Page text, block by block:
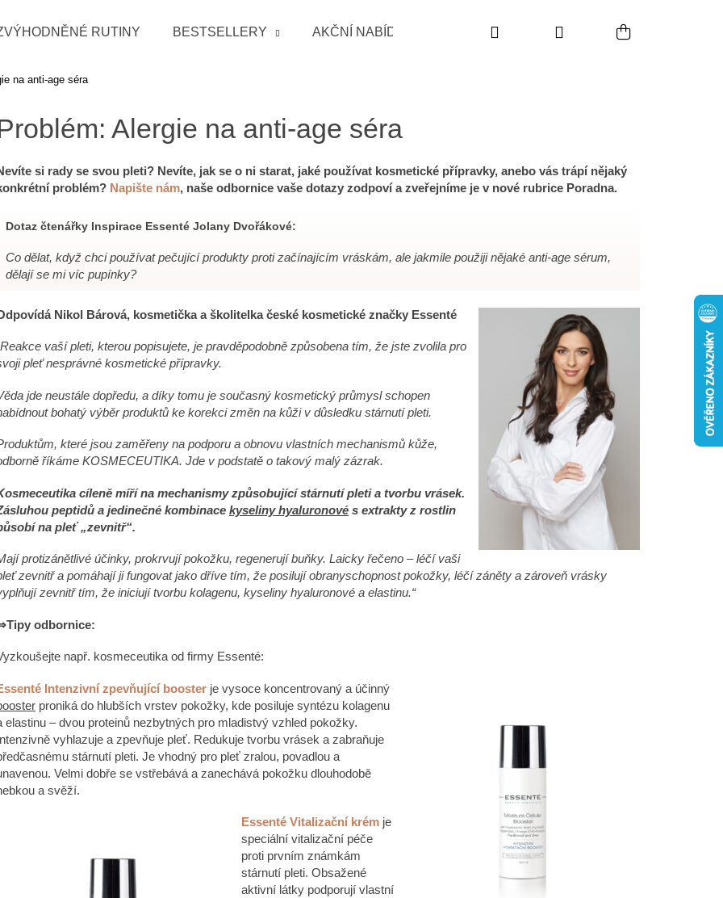
RUTINY BESTSELLERY AKČNÍ NABÍDKA POUŽITÍ INDIKACE
Hledat PřihlášeníNákupní
na anti-age séra
Alergie na anti-age séra
si rady se svou pleti? Nevíte, jak se o ni starat, jaké používat kosmetické přípravky, anebo vás trápí nějaký
problém? Napište nám, naše odbornice vaše dotazy zodpoví a zveřejníme je v nové rubrice Poradna.
Dotaz čtenářky Inspirace Essenté Jolany Dvořákové:
Co dělat, když chci používat pečující produkty proti začínajícím vráskám, ale jakmile použiji nějaké anti-age sérum,
dělají se mi víc pupínky?
Nikol Bárová, kosmetička a školitelka české kosmetické značky Essenté
vaší pleti, kterou popisujete, je pravděpodobně způsobena tím, že jste zvolila pro
pleť nesprávné kosmetické přípravky.
jde neustále dopředu, a díky tomu je současný kosmetický průmysl schopen
bohatý výběr produktů ke korekci změn na kůži v důsledku stárnutí pleti.
které jsou zaměřeny na podporu a obnovu vlastních mechanismů kůže,
říkáme KOSMECEUTIKA. Jde v podstatě o takový malý zázrak.
cíleně míří na mechanismy způsobující stárnutí pleti a tvorbu vrásek.
peptidů a jedinečné kombinace kyseliny hyaluronové s extrakty z rostlin
na pleť „zevnitř“.
protizánětlivé účinky, prokrvují pokožku, regenerují buňky. Laicky řečeno – léčí vaši
zevnitř a pomáhají ji fungovat jako dříve tím, že posilují obranyschopnost pokožky, léčí záněty a zároveň vrásky
zevnitř tím, že iniciují tvorbu kolagenu, kyseliny hyaluronové a elastinu.“
odbornice:
např. kosmeceutika od firmy Essenté:
Intenzivní zpevňující booster je vysoce koncentrovaný a účinný
proniká do hlubších vrstev pokožky, kde posiluje syntézu kolagenu
elastinu – dvou proteinů nezbytných pro mladistvý vzhled pokožky.
vyhlazuje a zpevňuje pleť. Redukuje tvorbu vrásek a zabraňuje
stárnutí pleti. Je vhodný pro pleť zralou, povadlou a
Velmi dobře se vstřebává a zanechává pokožku dlouhodobě
a svěží.
Essenté Vitalizační krém je
speciální vitalizační péče
proti prvním známkám
stárnutí pleti. Obsažené
aktivní látky podporují vlastní
Co potřebujete najít?
Doporučujeme
Následující
JEMNÁ ČISTICÍ PĚNA
32 Kč
Původně: 64 Kč